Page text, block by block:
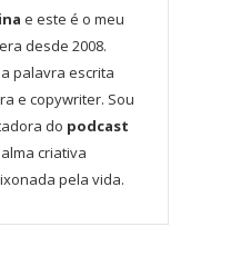
e este é o meu
desde 2008.
palavra escrita
e copywriter. Sou
do podcast
criativa
pela vida.